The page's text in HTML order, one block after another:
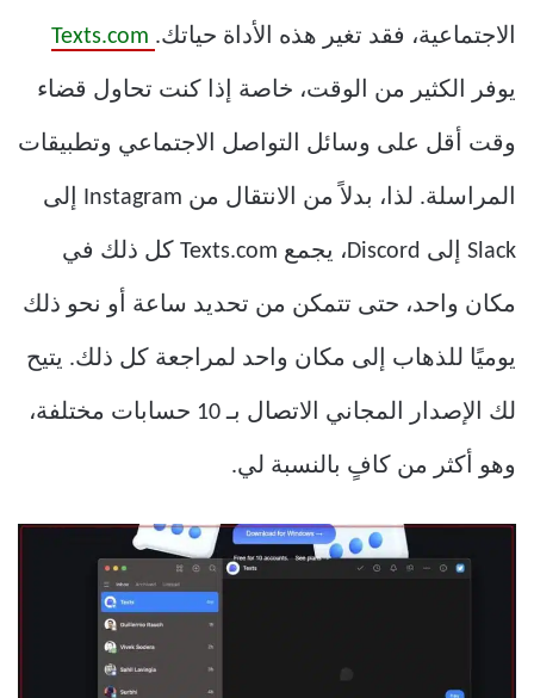
الاجتماعية، فقد تغير هذه الأداة حياتك.
يوفر الكثير من الوقت، خاصة إذا كنت تحاول قضاء
وقت أقل على وسائل التواصل الاجتماعي وتطبيقات
المراسلة. لذا، بدلاً من الانتقال من Instagram إلى
Slack إلى Discord، يجمع Texts.com كل ذلك في
مكان واحد، حتى تتمكن من تحديد ساعة أو نحو ذلك
يوميًا للذهاب إلى مكان واحد لمراجعة كل ذلك. يتيح
لك الإصدار المجاني الاتصال بـ 10 حسابات مختلفة،
وهو أكثر من كافٍ بالنسبة لي.